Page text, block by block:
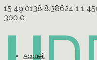
15 49.0138 8.38624 1 1
300 0
Accueil